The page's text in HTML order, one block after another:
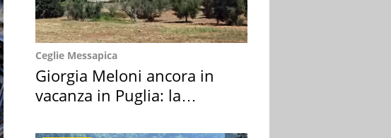
Ceglie Messapica
Giorgia Meloni ancora in
vacanza in Puglia: la